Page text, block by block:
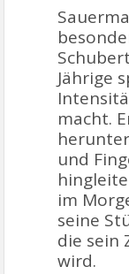
Jährige
macht.
und
im
seine
die sein
wird.